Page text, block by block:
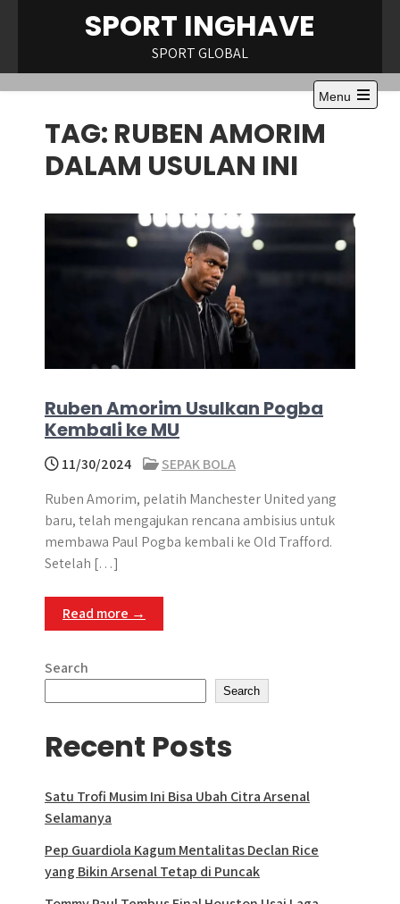
SPORT INGHAVE
SPORT GLOBAL
Menu
Open
TAG: RUBEN AMORIM
DALAM USULAN INI
Ruben Amorim Usulkan Pogba
Kembali ke MU
11/30/2024
SEPAK BOLA
Ruben Amorim, pelatih Manchester United yang
baru, telah mengajukan rencana ambisius untuk
membawa Paul Pogba kembali ke Old Trafford.
Setelah […]
Read more →
Search
Search
Recent Posts
Satu Trofi Musim Ini Bisa Ubah Citra Arsenal
Selamanya
Pep Guardiola Kagum Mentalitas Declan Rice
yang Bikin Arsenal Tetap di Puncak